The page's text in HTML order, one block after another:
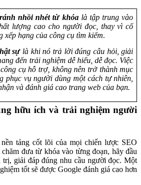
nhồi nhét từ khóa là tập trung vào
lượng cao cho người đọc, thay vì cố
xếp hạng của công cụ tìm kiếm.
sự là khi nó trả lời đúng câu hỏi, giải
đến trải nghiệm dễ hiểu, dễ đọc. Việc
cụ hỗ trợ, không nên trở thành mục
phục vụ người dùng một cách tự nhiên,
và đánh giá cao trang web của bạn.
hữu ích và trải nghiệm người
tảng cốt lõi của mọi chiến lược SEO
đưa từ khóa vào từng đoạn, hãy đầu
trị, giải đáp đúng nhu cầu người đọc. Một
tốt sẽ được Google đánh giá cao hơn